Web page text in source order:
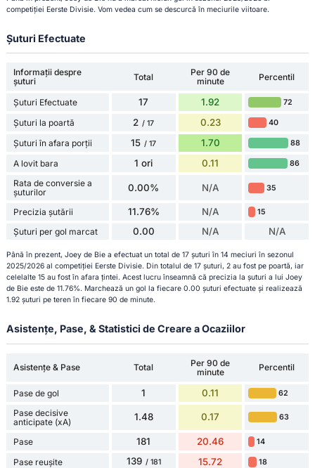
competiției Eerste Divisie. Vom vedea cum se descurcă în meciurile viitoare.
Șuturi Efectuate
Informații despre
șuturi
Total
Per 90 de
minute
Percentil
Șuturi Efectuate 17 1.92 72
Șuturi la poartă 2 / 17 0.23 40
Șuturi în afara porții 15 / 17 1.70 88
A lovit bara 1 ori 0.11 86
Rata de conversie a
șuturilor
0.00% N/A 35
Precizia șutării 11.76% N/A 15
Șuturi per gol marcat 0.00 N/A N/A
Până în prezent, Joey de Bie a efectuat un total de 17 șuturi în 14 meciuri în sezonul
2025/2026 al competiției Eerste Divisie. Din totalul de 17 șuturi, 2 au fost pe poartă, iar
celelalte 15 au fost în afara țintei. Acest lucru înseamnă că precizia la șuturi a lui Joey
de Bie este de 11.76%. Marchează un gol la fiecare 0.00 șuturi efectuate și realizează
1.92 șuturi pe teren în fiecare 90 de minute.
Asistențe, Pase, & Statistici de Creare a Ocaziilor
Asistențe & Pase Total
Per 90 de
minute
Percentil
Pase de gol 1 0.11 62
Pase decisive
anticipate (xA)
1.48 0.17 63
Pase 181 20.46 14
Pase reușite 139 / 181 15.72 18